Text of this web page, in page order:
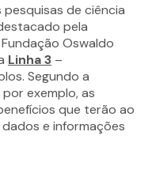
de ciência
pela
Oswaldo
Linha 3–
Segundo a
exemplo, as
que terão ao
e informações